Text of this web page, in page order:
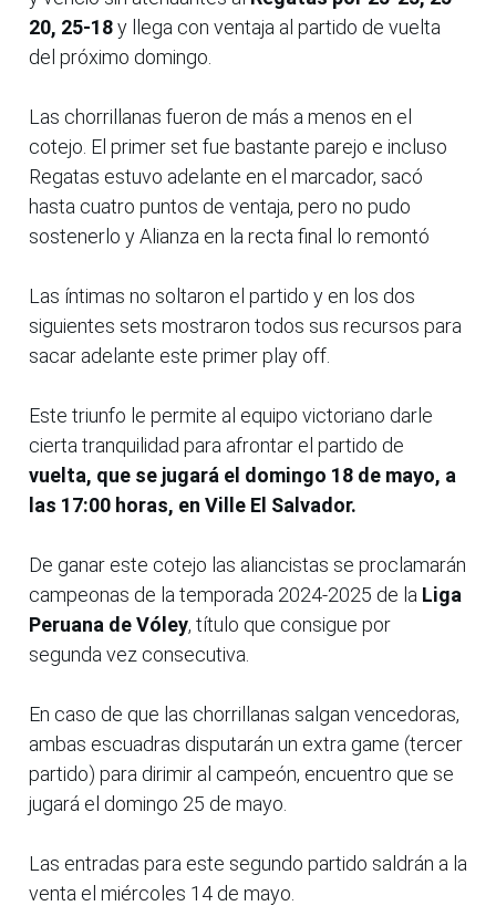
20, 25-18y llega con ventaja al partido de vuelta
del próximo domingo.
Las chorrillanas fueron de más a menos en el
cotejo. El primer set fue bastante parejo e incluso
Regatas estuvo adelante en el marcador, sacó
hasta cuatro puntos de ventaja, pero no pudo
sostenerlo y Alianza en la recta final lo remontó
Las íntimas no soltaron el partido y en los dos
siguientes sets mostraron todos sus recursos para
sacar adelante este primer play off.
Este triunfo le permite al equipo victoriano darle
cierta tranquilidad para afrontar el partido de
vuelta, que se jugará el domingo 18 de mayo, a
las 17:00 horas, en Ville El Salvador.
De ganar este cotejo las aliancistas se proclamarán
campeonas de la temporada 2024-2025 de la Liga
Peruana de Vóley, título que consigue por
segunda vez consecutiva.
En caso de que las chorrillanas salgan vencedoras,
ambas escuadras disputarán un extra game (tercer
partido) para dirimir al campeón, encuentro que se
jugará el domingo 25 de mayo.
Las entradas para este segundo partido saldrán a la
venta el miércoles 14 de mayo.